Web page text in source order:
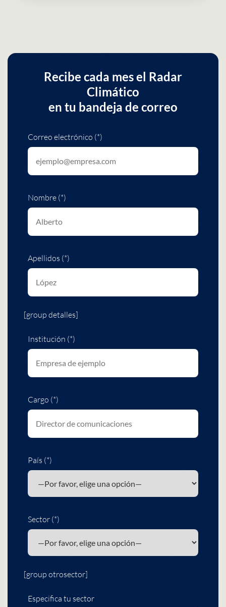
Recibe cada mes el Radar
Climático
en tu bandeja de correo
Correo electrónico (*)
Nombre (*)
Apellidos (*)
[group detalles]
Institución (*)
Cargo (*)
País (*)
Sector (*)
[group otrosector]
Especifica tu sector